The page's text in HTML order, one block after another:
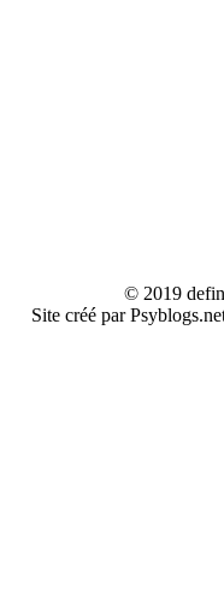
© 2019
Site créé par